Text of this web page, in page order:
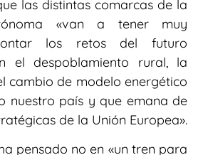
las distintas comarcas de la
«van a tener muy
los retos del futuro
el despoblamiento rural, la
cambio de modelo energético
nuestro país y que emana de
de la Unión Europea».
pensado no en «un tren para